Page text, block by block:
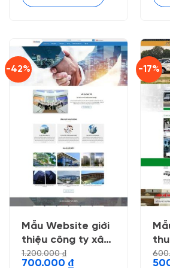
-42%
Mẫu Website giới
thiệu công ty xây
dựng 4
1.200.000₫
Giá
700.000 ₫Giá
-17%
Giá